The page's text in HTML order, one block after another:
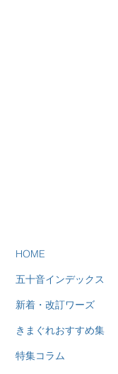
HOME
五十音インデックス
新着・改訂ワーズ
きまぐれおすすめ集
特集コラム